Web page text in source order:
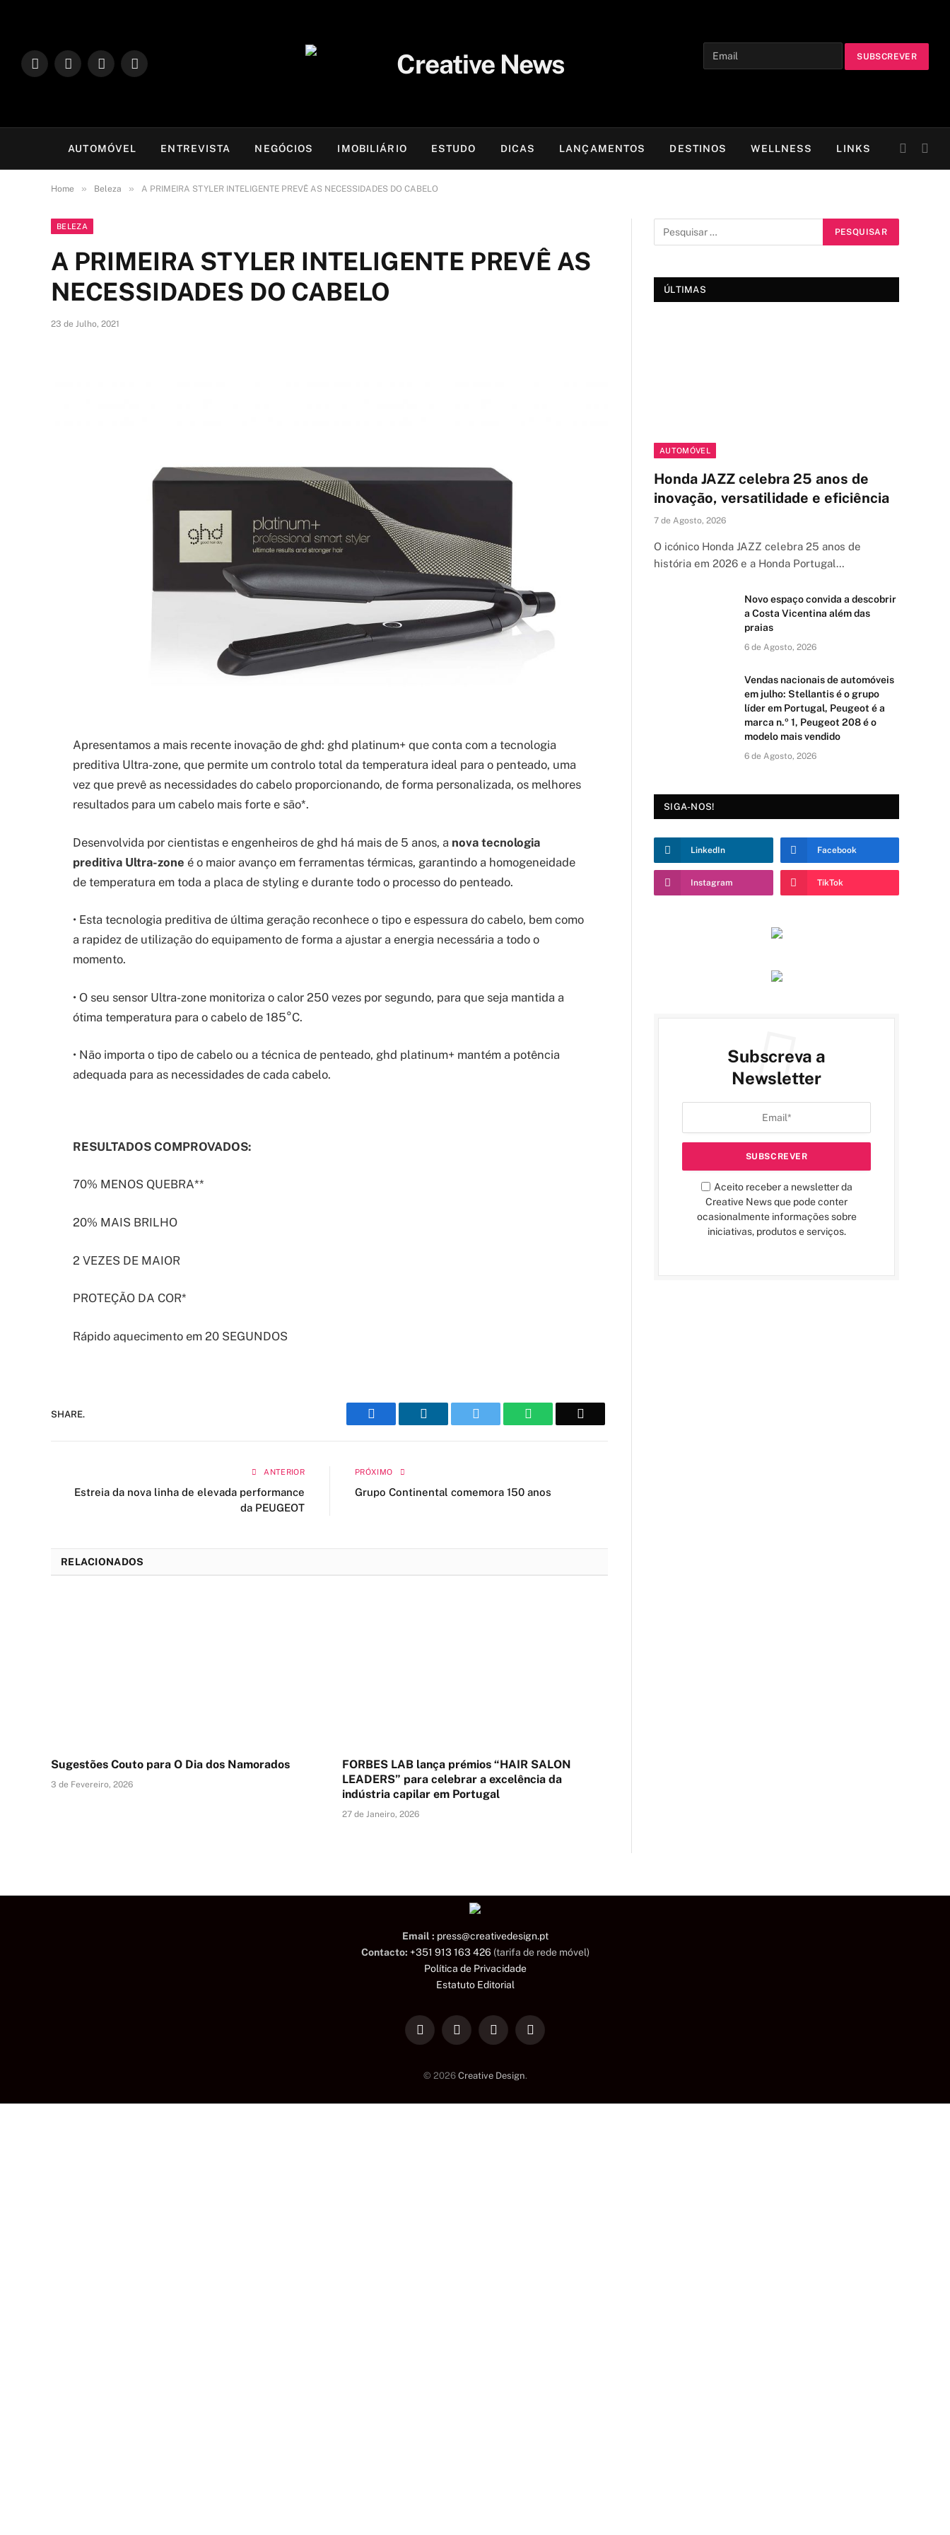
LinkedInFacebookInstagramTikTok
AUTOMÓVEL ENTREVISTA NEGÓCIOS IMOBILIÁRIO ESTUDO DICAS LANÇAMENTOS DESTINOS WELLNESS LINKS
Home » Beleza » A PRIMEIRA STYLER INTELIGENTE PREVÊ AS NECESSIDADES DO CABELO
BELEZA
A PRIMEIRA STYLER INTELIGENTE PREVÊ AS
NECESSIDADES DO CABELO
23 de Julho, 2021
Apresentamos a mais recente inovação de ghd: ghd platinum+ que conta com a tecnologia
preditiva Ultra-zone, que permite um controlo total da temperatura ideal para o penteado, uma
vez que prevê as necessidades do cabelo proporcionando, de forma personalizada, os melhores
resultados para um cabelo mais forte e são*.
Desenvolvida por cientistas e engenheiros de ghd há mais de 5 anos, a nova tecnologia
preditiva Ultra-zone é o maior avanço em ferramentas térmicas, garantindo a homogeneidade
de temperatura em toda a placa de styling e durante todo o processo do penteado.
• Esta tecnologia preditiva de última geração reconhece o tipo e espessura do cabelo, bem como
a rapidez de utilização do equipamento de forma a ajustar a energia necessária a todo o
momento.
• O seu sensor Ultra-zone monitoriza o calor 250 vezes por segundo, para que seja mantida a
ótima temperatura para o cabelo de 185°C.
• Não importa o tipo de cabelo ou a técnica de penteado, ghd platinum+ mantém a potência
adequada para as necessidades de cada cabelo.
RESULTADOS COMPROVADOS:
70% MENOS QUEBRA**
20% MAIS BRILHO
2 VEZES DE MAIOR
PROTEÇÃO DA COR*
Rápido aquecimento em 20 SEGUNDOS
SHARE. Facebook LinkedIn WhatsApp
ANTERIOR
Estreia da nova linha de elevada performance
da PEUGEOT
PRÓXIMO
Grupo Continental comemora 150 anos
RELACIONADOS
Sugestões Couto para O Dia dos Namorados
3 de Fevereiro, 2026
FORBES LAB lança prémios “HAIR SALON
LEADERS” para celebrar a excelência da
indústria capilar em Portugal
27 de Janeiro, 2026
ÚLTIMAS
AUTOMÓVEL
Honda JAZZ celebra 25 anos de
inovação, versatilidade e eficiência
7 de Agosto, 2026
O icónico Honda JAZZ celebra 25 anos de
história em 2026 e a Honda Portugal…
Novo espaço convida a descobrir
a Costa Vicentina além das
praias
6 de Agosto, 2026
Vendas nacionais de automóveis
em julho: Stellantis é o grupo
líder em Portugal, Peugeot é a
marca n.º 1, Peugeot 208 é o
modelo mais vendido
6 de Agosto, 2026
SIGA-NOS!
LinkedIn Facebook
Instagram TikTok
Subscreva a
Newsletter
Aceito receber a newsletter da
Creative News que pode conter
ocasionalmente informações sobre
iniciativas, produtos e serviços.
Email : press@creativedesign.pt
Contacto: +351 913 163 426 (tarifa de rede móvel)
Política de Privacidade
Estatuto Editorial
LinkedInFacebookInstagramTikTok
© 2026 Creative Design.